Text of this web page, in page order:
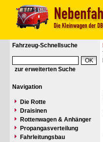
Fahrzeug-Schnellsuche
zur erweiterten Suche
Navigation
Die Rotte
Draisinen
Rottenwagen & Anhänger
Propangasverteilung
Fahrleitungsbau